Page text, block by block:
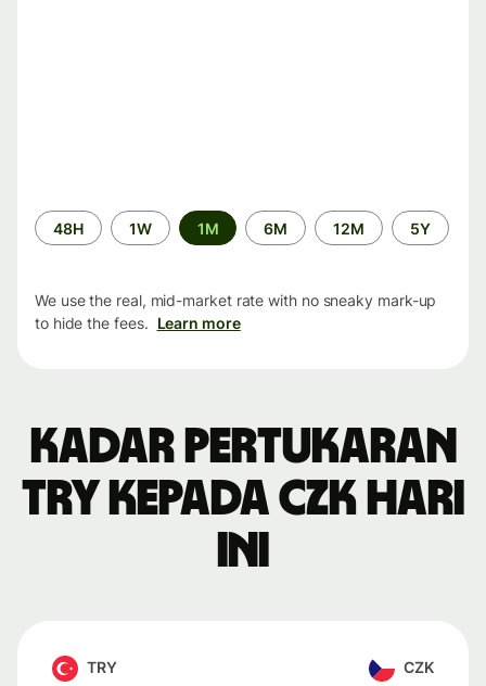
Time
period
48H 1W 1M 6M 12M 5Y
We use the real, mid-market rate with no sneaky mark-up
to hide the fees. Learn more
Kadar pertukaran
TRY kepada CZK hari
ini
TRY CZK